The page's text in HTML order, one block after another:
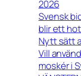
2026
Svensk
blir ett
Nytt sätt
Vill
moskér i